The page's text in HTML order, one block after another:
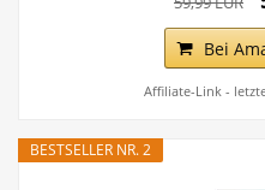
Bei
Affiliate-Link -
BESTSELLER NR. 2